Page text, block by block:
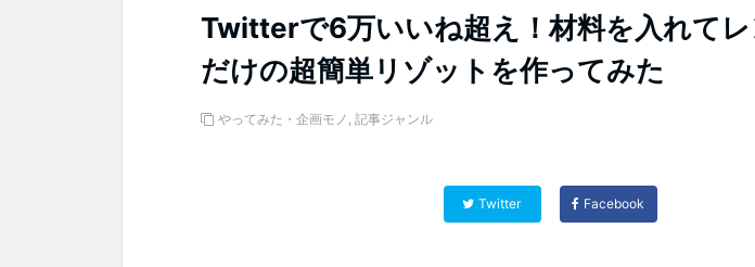
Twitterで6万いいね超え！材料を入れて
だけの超簡単リゾットを作ってみた
やってみた・企画モノ , 記事ジャンル
Twitter Facebook